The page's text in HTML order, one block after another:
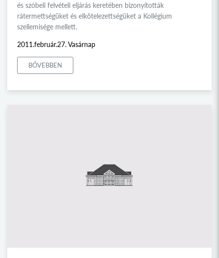
és szóbeli felvételi eljárás keretében bizonyították
rátermettségüket és elkötelezettségüket a Kollégium
szellemisége mellett.
2011.február.27. Vasárnap
BŐVEBBEN